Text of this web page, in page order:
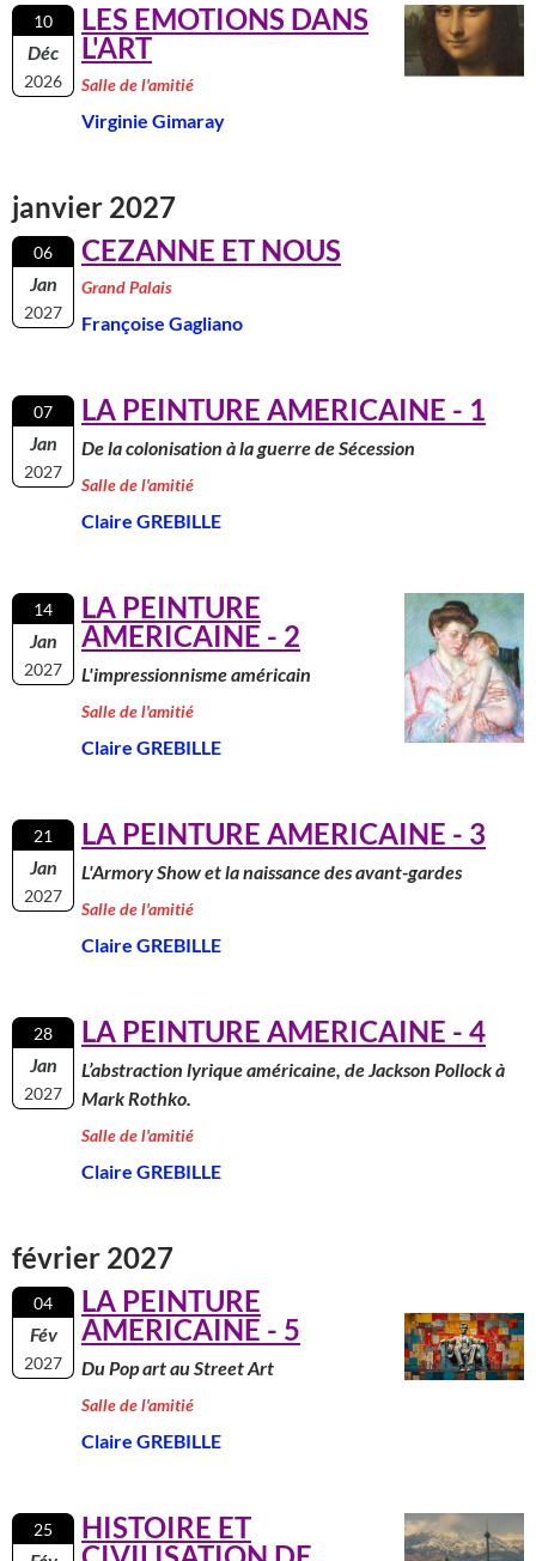
10
Déc
2026
LES EMOTIONS DANS
L'ART
Salle de l'amitié
Virginie Gimaray
janvier 2027
06
Jan
2027
CEZANNE ET NOUS
Grand Palais
Françoise Gagliano
07
Jan
2027
LA PEINTURE AMERICAINE - 1
De la colonisation à la guerre de Sécession
Salle de l'amitié
Claire GREBILLE
14
Jan
2027
LA PEINTURE
AMERICAINE - 2
L'impressionnisme américain
Salle de l'amitié
Claire GREBILLE
21
Jan
2027
LA PEINTURE AMERICAINE - 3
L'Armory Show et la naissance des avant-gardes
Salle de l'amitié
Claire GREBILLE
28
Jan
2027
LA PEINTURE AMERICAINE - 4
L’abstraction lyrique américaine, de Jackson Pollock à
Mark Rothko.
Salle de l'amitié
Claire GREBILLE
février 2027
04
Fév
2027
LA PEINTURE
AMERICAINE - 5
Du Pop art au Street Art
Salle de l'amitié
Claire GREBILLE
25
HISTOIRE ET